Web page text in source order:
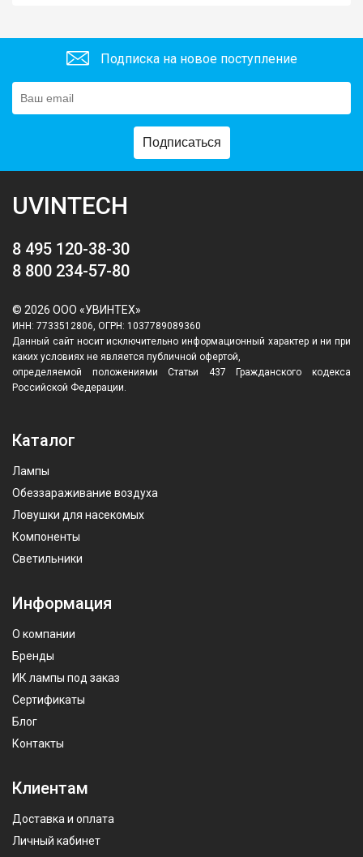
Подписка на новое поступление
Подписаться
UVINTECH
8 495 120-38-30
8 800 234-57-80
© 2026 ООО «УВИНТЕХ»
ИНН: 7733512806, ОГРН: 1037789089360
Данный сайт носит исключительно информационный характер и ни при
каких условиях не является публичной офертой,
определяемой положениями Статьи 437 Гражданского кодекса
Российской Федерации.
Каталог
Лампы
Обеззараживание воздуха
Ловушки для насекомых
Компоненты
Светильники
Информация
О компании
Бренды
ИК лампы под заказ
Сертификаты
Блог
Контакты
Клиентам
Доставка и оплата
Личный кабинет